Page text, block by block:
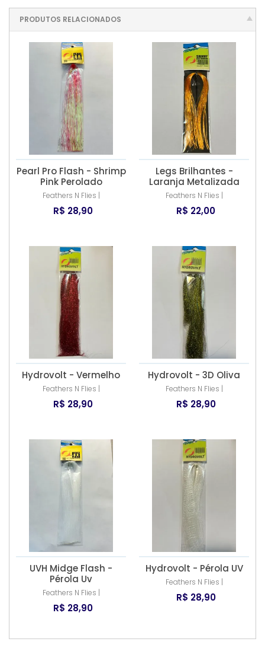
PRODUTOS RELACIONADOS
Pearl Pro Flash - Shrimp
Pink Perolado
Feathers N Flies |
R$ 28,90
Legs Brilhantes -
Laranja Metalizada
Feathers N Flies |
R$ 22,00
Hydrovolt - Vermelho
Feathers N Flies |
R$ 28,90
Hydrovolt - 3D Oliva
Feathers N Flies |
R$ 28,90
UVH Midge Flash -
Pérola Uv
Feathers N Flies |
R$ 28,90
Hydrovolt - Pérola UV
Feathers N Flies |
R$ 28,90